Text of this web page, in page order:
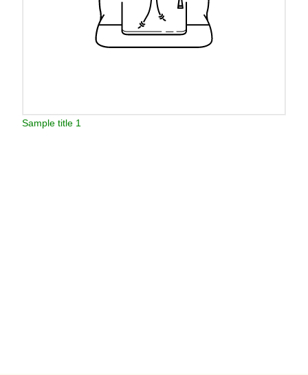
Sample title 1